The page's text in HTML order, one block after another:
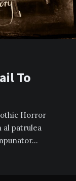
To
Horror
al patrulea